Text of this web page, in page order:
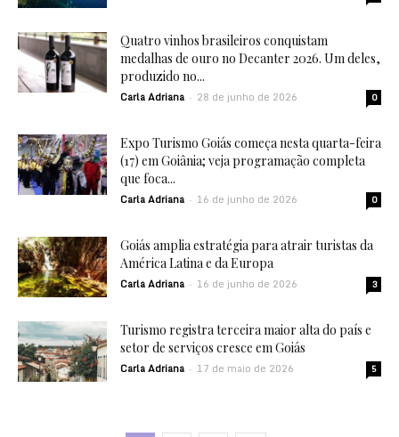
Quatro vinhos brasileiros conquistam
medalhas de ouro no Decanter 2026. Um deles,
produzido no...
Carla Adriana - 28 de junho de 2026 0
Expo Turismo Goiás começa nesta quarta-feira
(17) em Goiânia; veja programação completa
que foca...
Carla Adriana - 16 de junho de 2026 0
Goiás amplia estratégia para atrair turistas da
América Latina e da Europa
Carla Adriana - 16 de junho de 2026 3
Turismo registra terceira maior alta do país e
setor de serviços cresce em Goiás
Carla Adriana - 17 de maio de 2026 5